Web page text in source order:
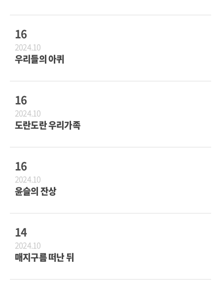
16
2024.10
우리들의 아퀴
16
2024.10
도란도란 우리가족
16
2024.10
윤슬의 잔상
14
2024.10
매지구름 떠난 뒤